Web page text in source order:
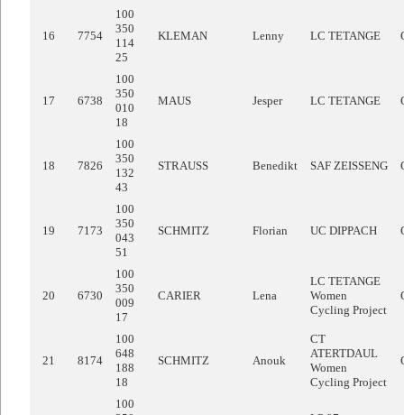
16 7754
100
350
114
25
KLEMAN Lenny LC TETANGE
17 6738
100
350
010
18
MAUS Jesper LC TETANGE
18 7826
100
350
132
43
STRAUSS Benedikt SAF ZEISSENG
19 7173
100
350
043
51
SCHMITZ Florian UC DIPPACH
20 6730
100
350
009
17
CARIER Lena
LC TETANGE
Women
Cycling Project
21 8174
100
648
188
18
SCHMITZ Anouk
CT
ATERTDAUL
Women
Cycling Project
100